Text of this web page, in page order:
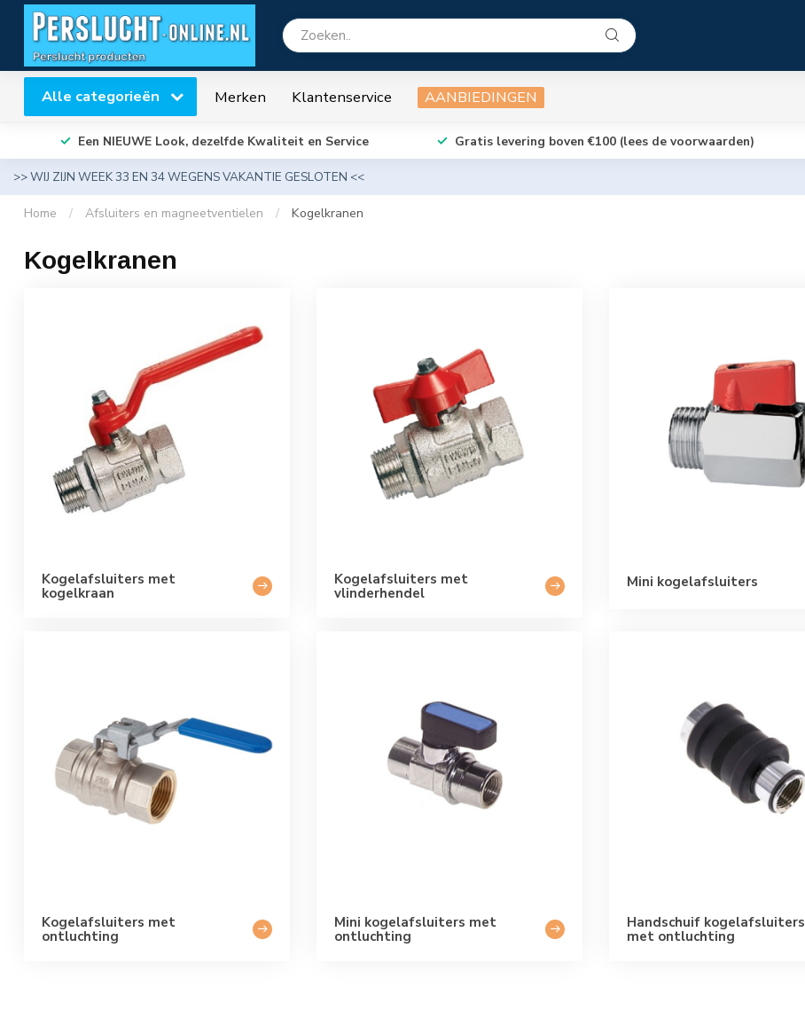
Alle categorieën Merken Klantenservice AANBIEDINGEN
Een NIEUWE Look, dezelfde Kwaliteit en Service Gratis levering boven €100 (lees de voorwaarden)
>> WIJ ZIJN WEEK 33 EN 34 WEGENS VAKANTIE GESLOTEN <<
Home / Afsluiters en magneetventielen / Kogelkranen
Kogelkranen
Kogelafsluiters met
kogelkraan
Kogelafsluiters met
vlinderhendel
Mini kogelafsluiters
Kogelafsluiters met
ontluchting
Mini kogelafsluiters met
ontluchting
Handschuif kogelafsluiters
met ontluchting